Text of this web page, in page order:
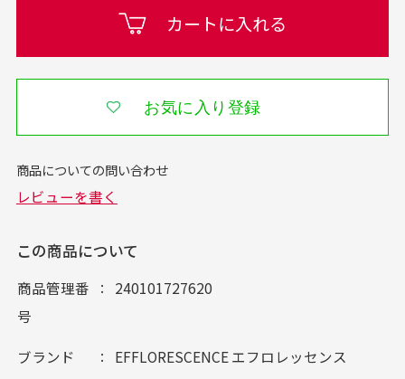
カートに入れる
お気に入り登録
この商品について
商品管理番
号
240101727620
ブランド EFFLORESCENCE エフロレッセンス